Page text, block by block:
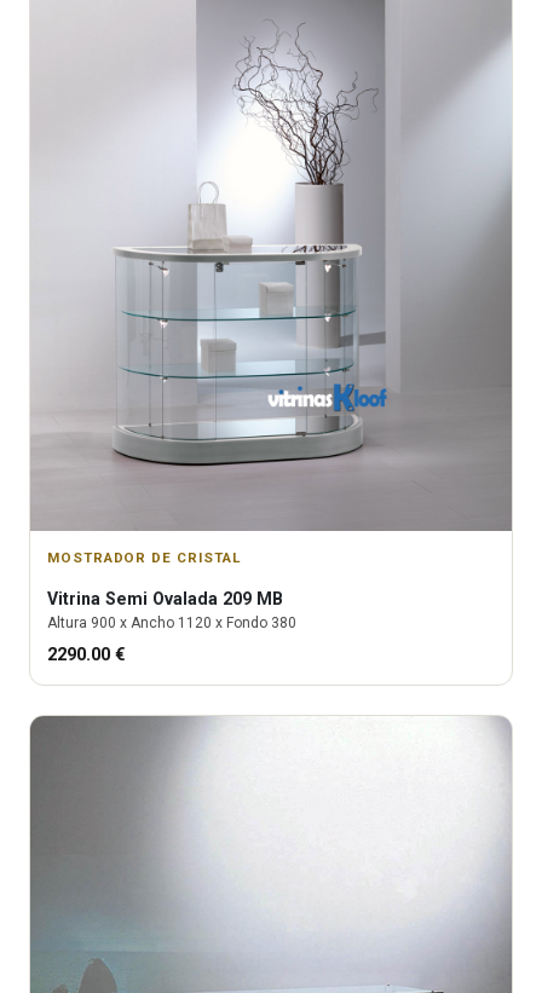
MOSTRADOR DE CRISTAL
Vitrina Semi Ovalada 209 MB
Altura 900 x Ancho 1120 x Fondo 380
2290.00 €